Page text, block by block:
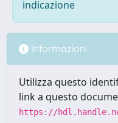
indicazione
Informazioni
Utilizza questo
link a questo
https://